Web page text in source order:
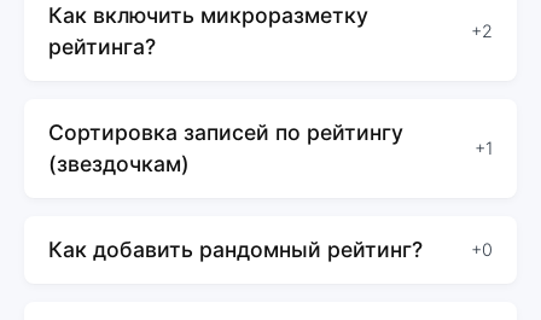
Как включить микроразметку
рейтинга?
+2
Сортировка записей по рейтингу
(звездочкам)
+1
Как добавить рандомный рейтинг? +0